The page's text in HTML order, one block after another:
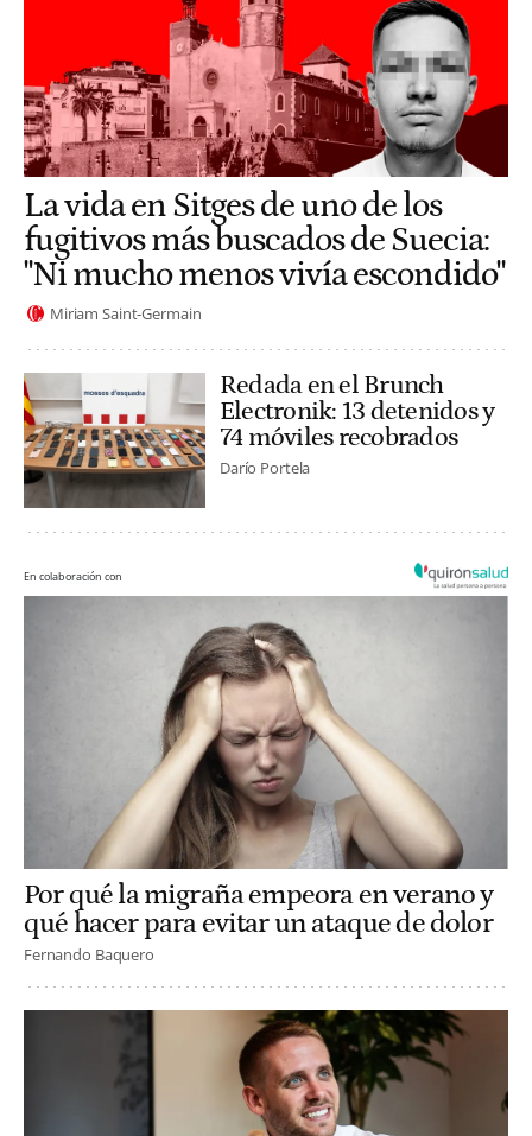
La vida en Sitges de uno de los
fugitivos más buscados de Suecia:
"Ni mucho menos vivía escondido"
Miriam Saint-Germain
Redada en el Brunch
Electronik: 13 detenidos y
74 móviles recobrados
Darío Portela
En colaboración con
Por qué la migraña empeora en verano y
qué hacer para evitar un ataque de dolor
Fernando Baquero